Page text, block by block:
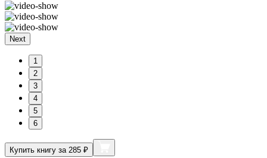
Next
1
2
3
4
5
6
Купить книгу за 285 ₽